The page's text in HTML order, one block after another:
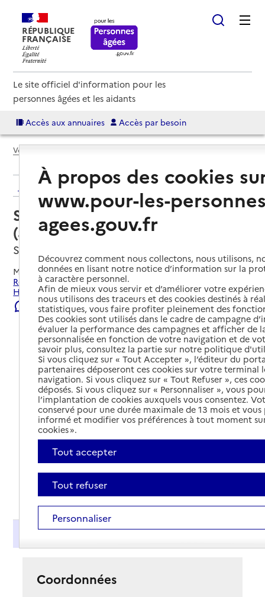
RÉPUBLIQUE
FRANÇAISE
Le site officiel d'information pour les
personnes âgées et les aidants
Accès aux annuaires Accès par besoin
Voir le fil d’Ariane
Retour aux résultats de l'annuaire
Service autonomie à domicile
(aide) – ADMR
Saint-Hippolyte-du-Fort, GARD
Mis à jour le07/08/2026
Rechercher les établissements et services autour de Saint-
Hippolyte-du-Fort.
Signaler une erreur
Présentation
Coordonnées
À propos des cookies
www.pour-les-
agees.gouv.fr
Découvrez comment nous collectons, nous utilisons,
données en lisant notre notice d’information sur la
à caractère personnel.
Afin de mieux vous servir et d’améliorer votre
nous utilisons des traceurs et des cookies destinés à
statistiques, vous faire profiter pleinement des
Des cookies sont utilisés dans le cadre de campagne
évaluer la performance des campagnes et afficher de
personnalisée en fonction de votre navigation et de
savoir plus, consultez la partie sur notre politique
Si vous cliquez sur « Tout Accepter », l’éditeur du
partenaires déposeront ces cookies sur votre terminal
navigation. Si vous cliquez sur « Tout Refuser », ces
déposés. Si vous cliquez sur « Personnaliser », vous
l’implantation de cookies auxquels vous consentez.
conservé pour une durée maximale de 13 mois et
informé et modifier vos préférences à tout moment
cookies ».
Tout accepter
Tout refuser
Personnaliser